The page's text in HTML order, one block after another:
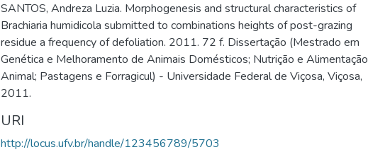
SANTOS, Andreza Luzia. Morphogenesis and structural characteristics of
Brachiaria humidicola submitted to combinations heights of post-grazing
residue a frequency of defoliation. 2011. 72 f. Dissertação (Mestrado em
Genética e Melhoramento de Animais Domésticos; Nutrição e Alimentação
Animal; Pastagens e Forragicul) - Universidade Federal de Viçosa, Viçosa,
2011.
URI
http://locus.ufv.br/handle/123456789/5703